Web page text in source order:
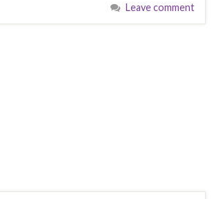
Leave comment